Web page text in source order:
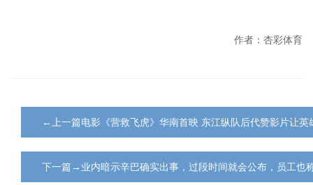
作者：杏彩体育
←上一篇电影《营救飞虎》华南首映 东江纵队后代赞影片让英
下一篇→业内暗示辛巴确实出事，过段时间就会公布，员工也